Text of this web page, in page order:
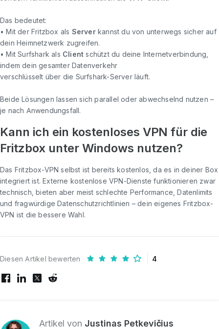
Das bedeutet:
• Mit der Fritzbox als Serverkannst du von unterwegs sicher auf
dein Heimnetzwerk zugreifen.
• Mit Surfshark als Client schützt du deine Internetverbindung,
indem dein gesamter Datenverkehr
verschlüsselt über die Surfshark-Server läuft.
Beide Lösungen lassen sich parallel oder abwechselnd nutzen –
je nach Anwendungsfall.
Kann ich ein kostenloses VPN für die
Fritzbox unter Windows nutzen?
Das Fritzbox-VPN selbst ist bereits kostenlos, da es in deiner Box
integriert ist. Externe kostenlose VPN-Dienste funktionieren zwar
technisch, bieten aber meist schlechte Performance, Datenlimits
und fragwürdige Datenschutzrichtlinien – dein eigenes Fritzbox-
VPN ist die bessere Wahl.
Diesen Artikel bewerten 4
Artikel von Justinas Petkevičius